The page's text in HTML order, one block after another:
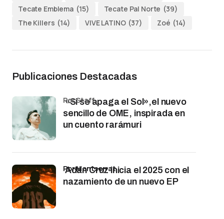
Tecate Emblema (15) Tecate Pal Norte (39)
The Killers (14) VIVE LATINO (37) Zoé (14)
Publicaciones Destacadas
«Si se apaga el Sol»,el nuevo
sencillo de OME, inspirada en
un cuento rarámuri
por Staff
Adán Cruz inicia el 2025 con el
nazamiento de un nuevo EP
por Montserrat